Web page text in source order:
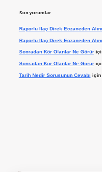
Son yorumlar
Raporlu Ilaç Direk Eczaneden
Raporlu Ilaç Direk Eczaneden
Sonradan Kör Olanlar Ne Görür
Sonradan Kör Olanlar Ne Görür
Tarih Nedir Sorusunun Cevabı için